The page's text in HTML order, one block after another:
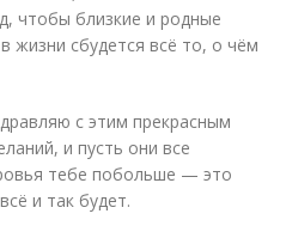
чтобы близкие и родные
жизни сбудется всё то, о чём
с этим прекрасным
и пусть они все
тебе побольше — это
и так будет.